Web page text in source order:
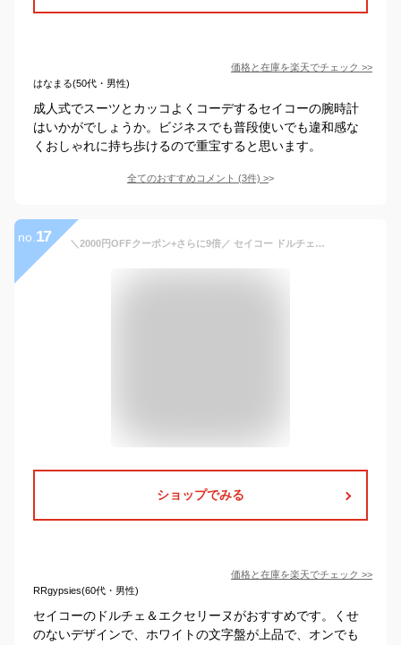
価格と在庫を楽天でチェック >>
はなまる(50代・男性)
成人式でスーツとカッコよくコーデするセイコーの腕時計
はいかがでしょうか。ビジネスでも普段使いでも違和感な
くおしゃれに持ち歩けるので重宝すると思います。
全てのおすすめコメント (3件) >
no. 17 ＼2000円OFFクーポン+さらに9倍／ セイコー ドルチェ＆エクセリーヌ 電波ソーラー SADZ123 腕時計 メンズ シルバー SEIKO DOLCE＆EXCELINE 高級 ブランド おしゃれ 防水 プレゼント 男性 実用的
ショップでみる
価格と在庫を楽天でチェック >>
RRgypsies(60代・男性)
セイコーのドルチェ＆エクセリーヌがおすすめです。くせ
のないデザインで、ホワイトの文字盤が上品で、オンでも